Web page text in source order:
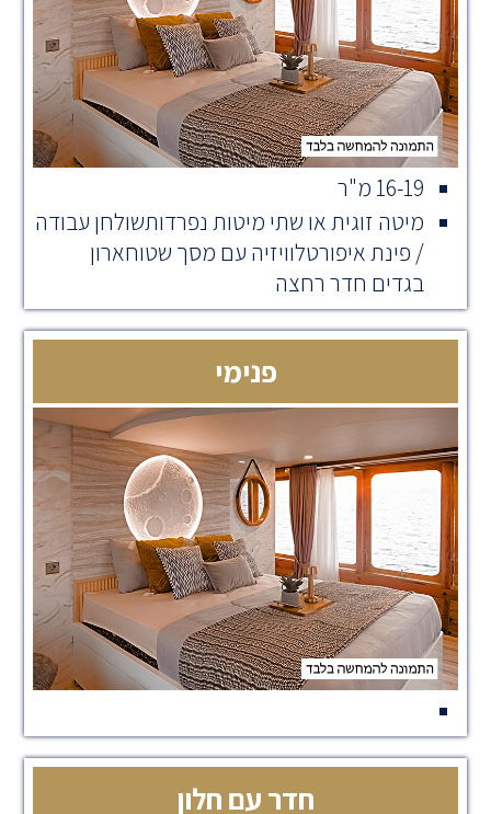
16-19 מ"ר
מיטה זוגית או שתי מיטות נפרדותשולחן עבודה
/ פינת איפורטלוויזיה עם מסך שטוחארון
בגדים חדר רחצה
פנימי
חדר עם חלון